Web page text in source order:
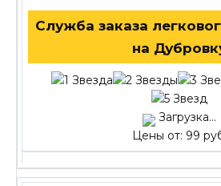
Служба заказа
на
Загрузка...
Цены от: 99